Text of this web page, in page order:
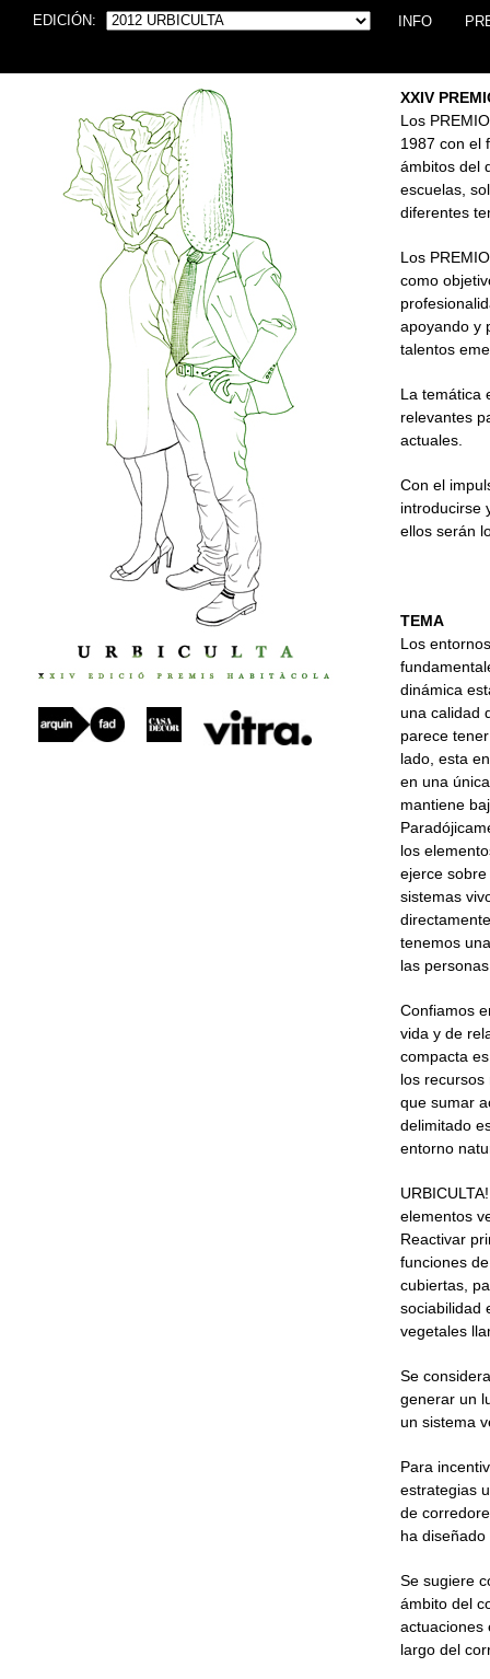
EDICIÓN: INFO
XXIV
Los
1987 con el
ámbitos del
escuelas,
diferentes
Los
como
apoyando y
talentos
La temática
relevantes
actuales.
Con el
introducirse
ellos serán
TEMA
Los
dinámica
una calidad
parece
lado, esta
en una
mantiene
los
ejerce
sistemas
tenemos
las
Confiamos
vida y de
compacta
los
que sumar
delimitado
entorno
elementos
Reactivar
funciones
cubiertas,
sociabilidad
vegetales
Se
generar un
un sistema
Para
estrategias
de
ha
Se sugiere
ámbito del
actuaciones
largo del